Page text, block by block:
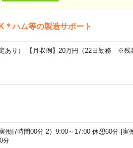
＊ハム等の製造サポート
り） 【月収例】20万円（22日勤務 ※残
働]7時間00分 2）9:00～17:00 休憩60分 [実
分